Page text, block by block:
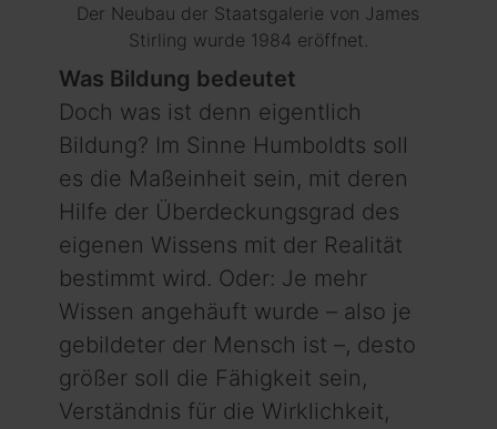
Der Neubau der Staatsgalerie von James
Stirling wurde 1984 eröffnet.
Was Bildung bedeutet
Doch was ist denn eigentlich
Bildung? Im Sinne Humboldts soll
es die Maßeinheit sein, mit deren
Hilfe der Über­deckungs­­grad des
eigenen Wissens mit der Realität
bestimmt wird. Oder: Je mehr
Wissen angehäuft wurde – also je
gebildeter der Mensch ist –, desto
größer soll die Fähigkeit sein,
Verständnis für die Wirklichkeit,